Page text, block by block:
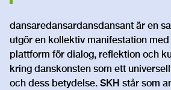
dansaredansardansdansant är en
utgör en kollektiv manifestation
plattform för dialog, reflektion och
kring danskonsten som ett
och dess betydelse. SKH står som